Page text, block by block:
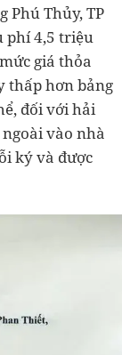
Phú Thủy, TP
phí 4,5 triệu
giá thỏa
thấp hơn bảng
đối với hải
vào nhà
ký và được